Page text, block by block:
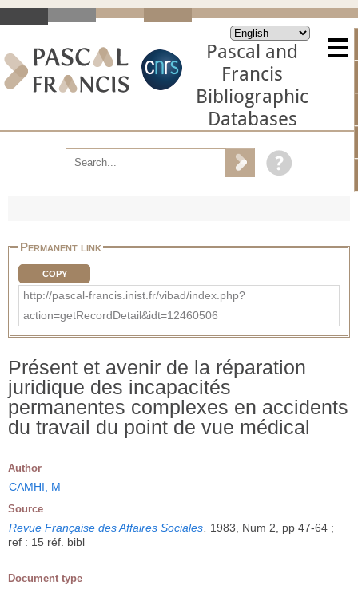
Pascal and
Francis
Bibliographic
Databases
Permanent link
COPY
http://pascal-francis.inist.fr/vibad/index.php?
action=getRecordDetail&idt=12460506
Présent et avenir de la réparation
juridique des incapacités
permanentes complexes en accidents
du travail du point de vue médical
Author
CAMHI, M
Source
Revue Française des Affaires Sociales
1983, Num 2, pp 47-64 ;
ref : 15 réf. bibl
Document type